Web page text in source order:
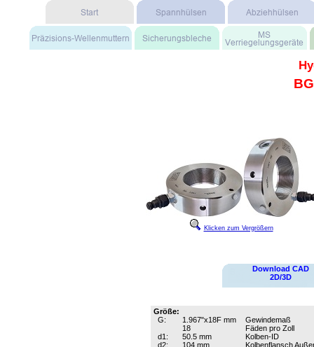
Klicken zum Vergrößern
Download CAD
2D/3D
Größe:
G:
1.967"x18F mm
Gewindemaß
18
Fäden pro Zoll
d1:
50.5 mm
Kolben-ID
d2:
104 mm
Kolbenflansch